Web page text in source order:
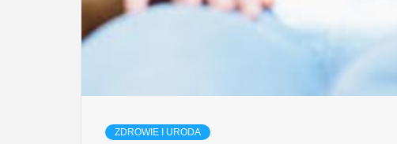
ZDROWIE I URODA